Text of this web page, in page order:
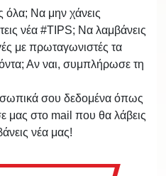
όλα; Να μην χάνεις
νέα #TIPS; Να λαμβάνεις
με πρωταγωνιστές τα
Αν ναι, συμπλήρωσε τη
σου δεδομένα όπως
μας στο mail που θα λάβεις
νέα μας!